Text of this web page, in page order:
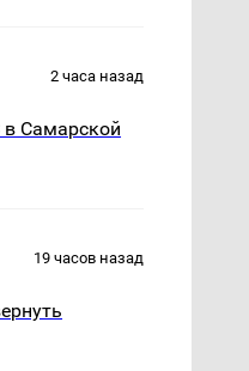
2 часа назад
в Самарской
19 часов назад